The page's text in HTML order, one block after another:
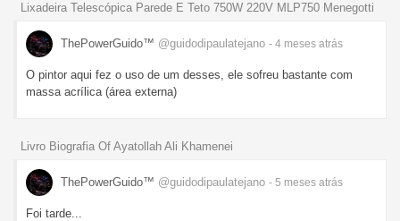
Lixadeira Telescópica Parede E Teto 750W 220V MLP750 Menegotti
ThePowerGuido™ @guidodipaulatejano - 4 meses atrás
O pintor aqui fez o uso de um desses, ele sofreu bastante com
massa acrílica (área externa)
Livro Biografia Of Ayatollah Ali Khamenei
ThePowerGuido™ @guidodipaulatejano - 5 meses atrás
Foi tarde...